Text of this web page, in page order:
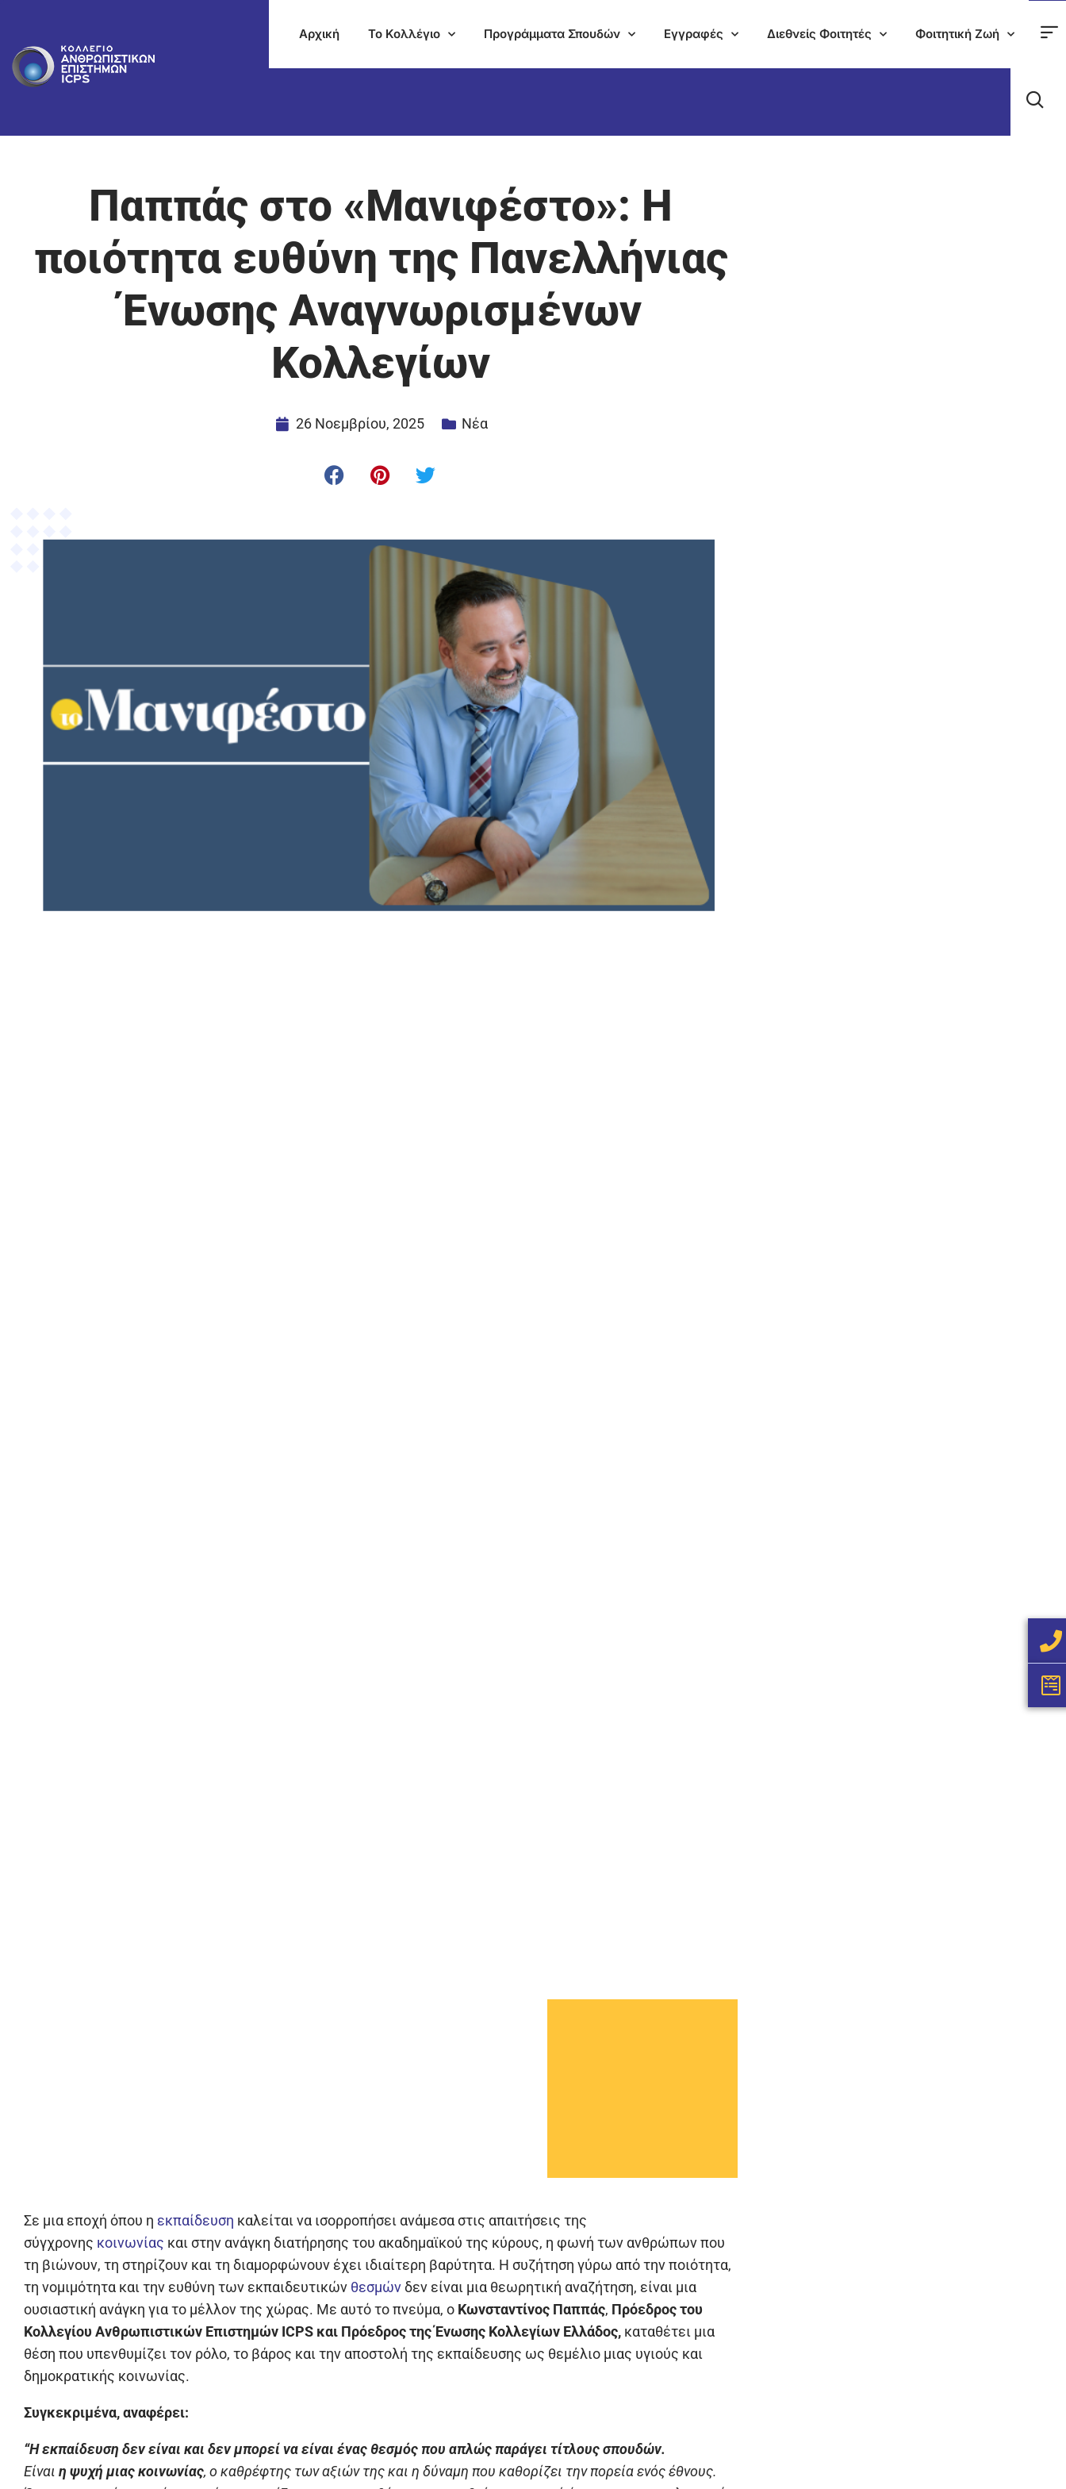
Αρχική Το Κολλέγιο Προγράμματα Σπουδών Εγγραφές Διεθνείς Φοιτητές Φοιτητική Ζωή
Παππάς στο «Μανιφέστο»: Η
ποιότητα ευθύνη της Πανελλήνιας
Ένωσης Αναγνωρισμένων
Κολλεγίων
26 Νοεμβρίου, 2025 Νέα
Σε μια εποχή όπου η εκπαίδευση καλείται να ισορροπήσει ανάμεσα στις απαιτήσεις της
σύγχρονης κοινωνίας και στην ανάγκη διατήρησης του ακαδημαϊκού της κύρους, η φωνή των ανθρώπων που
τη βιώνουν, τη στηρίζουν και τη διαμορφώνουν έχει ιδιαίτερη βαρύτητα. Η συζήτηση γύρω από την ποιότητα,
τη νομιμότητα και την ευθύνη των εκπαιδευτικών θεσμώνδεν είναι μια θεωρητική αναζήτηση, είναι μια
ουσιαστική ανάγκη για το μέλλον της χώρας. Με αυτό το πνεύμα, ο Κωνσταντίνος Παππάς, Πρόεδρος του
Κολλεγίου Ανθρωπιστικών Επιστημών ICPS και Πρόεδρος της Ένωσης Κολλεγίων Ελλάδος, καταθέτει μια
θέση που υπενθυμίζει τον ρόλο, το βάρος και την αποστολή της εκπαίδευσης ως θεμέλιο μιας υγιούς και
δημοκρατικής κοινωνίας.
Συγκεκριμένα, αναφέρει:
“Η εκπαίδευση δεν είναι και δεν μπορεί να είναι ένας θεσμός που απλώς παράγει τίτλους σπουδών.
Είναι η ψυχή μιας κοινωνίας, ο καθρέφτης των αξιών της και η δύναμη που καθορίζει την πορεία ενός έθνους.